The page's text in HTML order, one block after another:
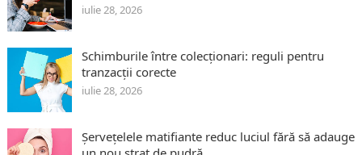
iulie 28, 2026
Schimburile între colecționari: reguli pentru
tranzacții corecte
iulie 28, 2026
Șervețelele matifiante reduc luciul fără să adauge